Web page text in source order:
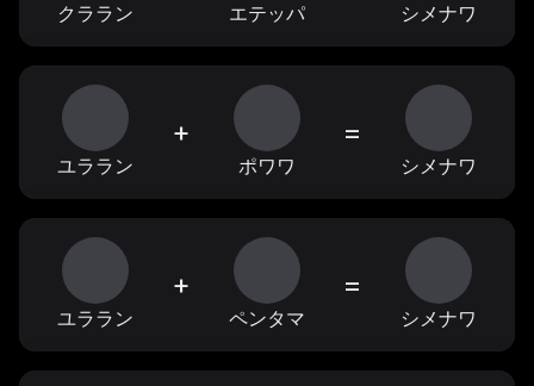
クララン エテッパ シメナワ
ユララン
+
ポワワ
=
シメナワ
ユララン
+
ペンタマ
=
シメナワ